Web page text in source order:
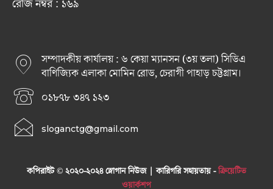
রেজি নম্বর : ১৬৯
সম্পাদকীয় কার্যালয় : ৬ কেয়া ম্যানসন (৩য় তলা) সিডিএ
বাণিজ্যিক এলাকা মোমিন রোড, চেরাগী পাহাড় চট্টগ্রাম।
০১৮৭৮ ৩৪৭ ১২৩
sloganctg@gmail.com
কপিরাইট © ২০২০-২০২৪ স্লোগান নিউজ | কারিগরি সহায়তায় -ক্রিয়েটিভ
ওয়ার্কশপ